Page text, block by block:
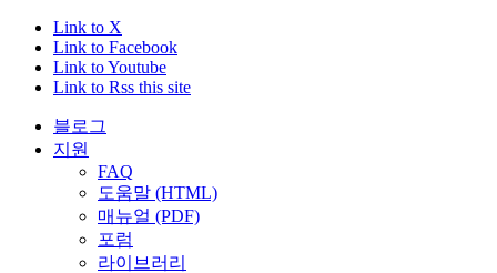
Link to X
Link to Facebook
Link to Youtube
Link to Rss this site
블로그
지원
FAQ
도움말 (HTML)
매뉴얼 (PDF)
포럼
라이브러리